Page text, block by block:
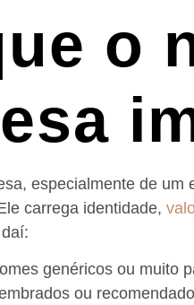
o
especialmente de
carrega identidade,
genéricos ou muito
ou